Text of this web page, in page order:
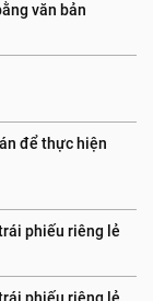
văn bản
để thực hiện
phiếu riêng lẻ